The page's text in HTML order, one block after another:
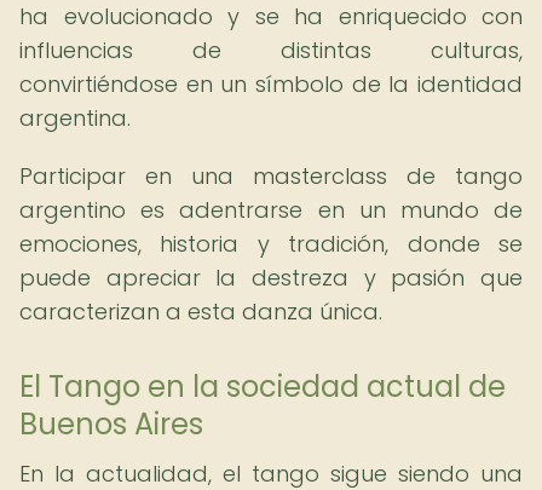
ha evolucionado y se ha enriquecido con
influencias de distintas culturas,
convirtiéndose en un símbolo de la identidad
argentina.
Participar en una masterclass de tango
argentino es adentrarse en un mundo de
emociones, historia y tradición, donde se
puede apreciar la destreza y pasión que
caracterizan a esta danza única.
El Tango en la sociedad actual de
Buenos Aires
En la actualidad, el tango sigue siendo una